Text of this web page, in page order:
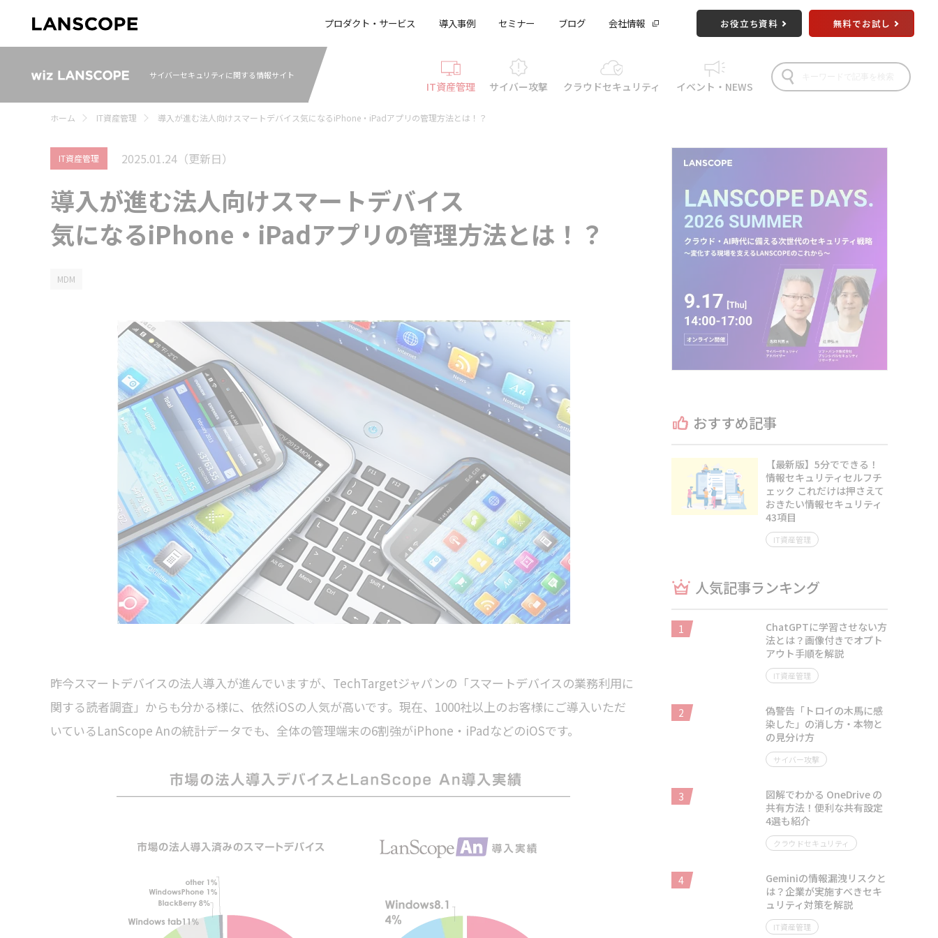
プロダクト・サービス 導入事例 セミナー ブログ 会社情報 お役立ち資料 無料でお試し
サイバーセキュリティに関する情報サイト
IT資産管理 サイバー攻撃 クラウドセキュリティ イベント・NEWS
ホーム IT資産管理 導入が進む法人向けスマートデバイス気になるiPhone・iPadアプリの管理方法とは！？
IT資産管理 2025.01.24 （更新日）
導入が進む法人向けスマートデバイス
気になるiPhone・iPadアプリの管理方法とは！？
MDM
昨今スマートデバイスの法人導入が進んでいますが、TechTargetジャパンの「スマートデバイスの業務利用に
関する読者調査」からも分かる様に、依然iOSの人気が高いです。現在、1000社以上のお客様にご導入いただ
いているLanScope Anの統計データでも、全体の管理端末の6割強がiPhone・iPadなどのiOSです。
おすすめ記事
【最新版】5分でできる！
情報セキュリティセルフチ
ェック これだけは押さえて
おきたい情報セキュリティ
43項目
IT資産管理
人気記事ランキング
1
ChatGPTに学習させない方
法とは？画像付きでオプト
アウト手順を解説
IT資産管理
2
偽警告「トロイの木馬に感
染した」の消し方・本物と
の見分け方
サイバー攻撃
3
図解でわかる OneDrive の
共有方法！便利な共有設定
4選も紹介
クラウドセキュリティ
4
Geminiの情報漏洩リスクと
は？企業が実施すべきセキ
ュリティ対策を解説
IT資産管理